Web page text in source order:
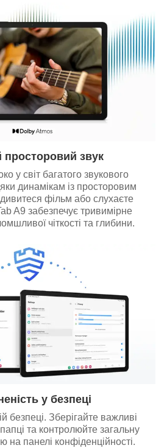
просторовий звук
у світ багатого звукового
динамікам із просторовим
фільм або слухаєте
A9 забезпечує тривимірне
чіткості та глибини.
у безпеці
безпеці. Зберігайте важливі
та контролюйте загальну
на панелі конфіденційності.